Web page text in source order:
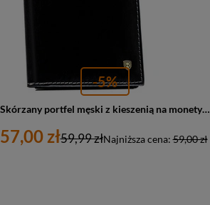
-5%
Skórzany portfel męski z kieszenią na monety czarny - Rovicky N02-RVT BL
57,00 zł Najniższa cena:59,00 zł
59,99 zł